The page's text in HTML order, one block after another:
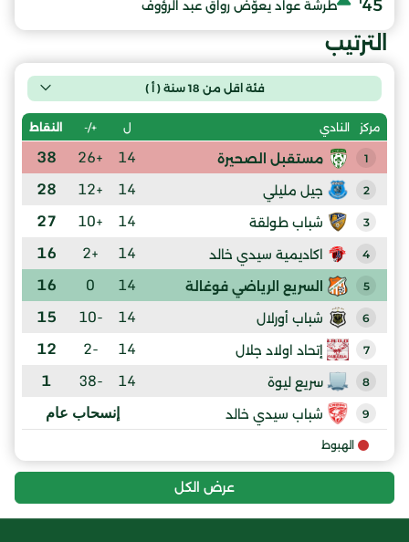
45' طرشة عواد يعوّض رواق عبد الرؤوف
الترتيب
فئة اقل من 18 سنة ( أ )
مركز النادي ل +/- النقاط
1 مستقبل الصحيرة 14
+26
38
2 جيل مليلي 14
+12
28
3 شباب طولقة 14
+10
27
4 اكاديمية سيدي خالد 14
+2
16
5 السريع الرياضي فوغالة 14
0
16
6 شباب أورلال 14
-10
15
7 إتحاد اولاد جلال 14
-2
12
8 سريع ليوة 14
-38
1
9 شباب سيدي خالد إنسحاب عام
الهبوط
عرض الكل